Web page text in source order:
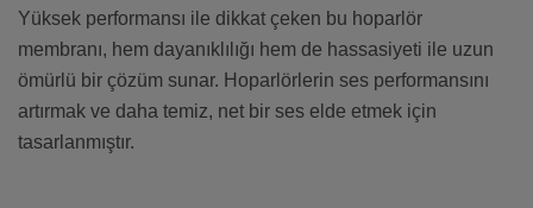
Yüksek performansı ile dikkat çeken bu hoparlör
membranı, hem dayanıklılığı hem de hassasiyeti ile uzun
ömürlü bir çözüm sunar. Hoparlörlerin ses performansını
artırmak ve daha temiz, net bir ses elde etmek için
tasarlanmıştır.